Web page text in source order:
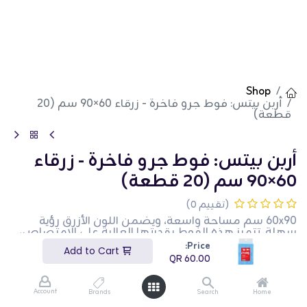
Price:
60.00
Home
Search
Brands
Account
Shop
أربن بيتس: فوط جرو فاخرة - زرقاء 60×90 سم (20
قطعة)
أربن بيتس: فوط جرو فاخرة - زرقاء
60×90 سم (20 قطعة)
(تقييم 0)
60x90 سم مساحة واسعة، ويضمن اللون الأزرق رؤية
سهلة. تتميز هذه الفوط بقدرتها العالية على الامتصاص،
حيث تحبس الرطوبة وتتحكم في الروائح للحفاظ على
نظافة منزلك وانتعاشه. مع عبوة تحتوي على 20 قطعة،
تقدم هذه الفوط قيمة رائعة وراحة للاستخدام اليومي،
مما يساعدك في الحفاظ على بيئة صحية لجروك.
60.00
QR